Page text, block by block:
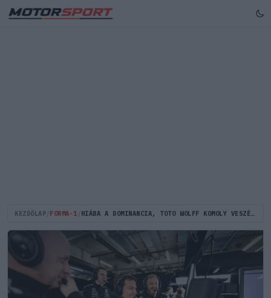
KEZDŐLAP FORMA-1 HIÁBA A DOMINANCIA, TOTO WOLFF KOMOLY VESZÉLYT SZIMATOL MIAMIBAN